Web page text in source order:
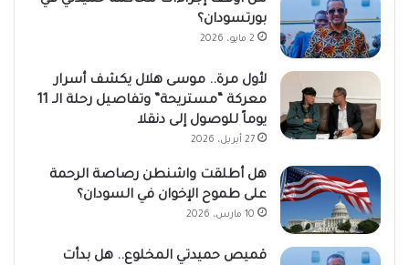
بورتسودان؟
2 مايو، 2026
لأول مرة.. موسى هلال يكشف أسرار
معركة “مستريحة” وتفاصيل رحلة الـ 11
يوماً للوصول إلى دنقلا
27 أبريل، 2026
هل أطلقت واشنطن رصاصة الرحمة
على طموح الإخوان في السودان؟
10 مارس، 2026
قميص حميدتي المخلوع.. هل بدأت